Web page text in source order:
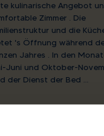
kulinarische Angebot
Zimmer . Die
und die
's Öffnung während
Jahres . In den
Juni und Oktober-
der Dienst der Bed ...